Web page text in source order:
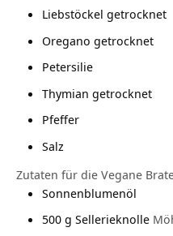
Liebstöckel getrocknet
Oregano getrocknet
Petersilie
Thymian getrocknet
Pfeffer
Salz
Zutaten für die Vegane
Sonnenblumenöl
500 g Sellerieknolle